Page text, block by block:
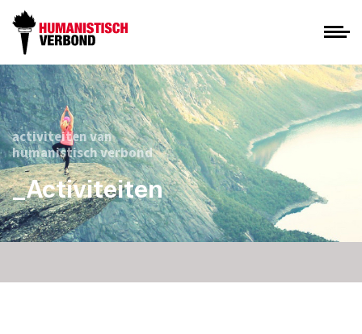
activiteiten van
humanistisch verbond
_Activiteiten